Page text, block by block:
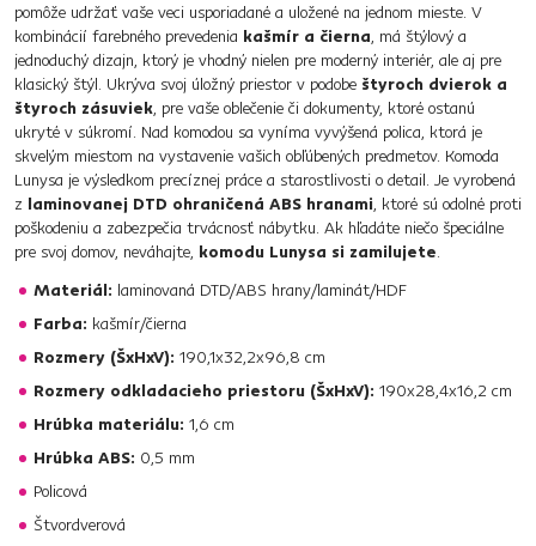
pomôže udržať vaše veci usporiadané a uložené na jednom mieste. V
kombinácií farebného prevedenia kašmír a čierna, má štýlový a
jednoduchý dizajn, ktorý je vhodný nielen pre moderný interiér, ale aj pre
klasický štýl. Ukrýva svoj úložný priestor v podobe štyroch dvierok a
štyroch zásuviek, pre vaše oblečenie či dokumenty, ktoré ostanú
ukryté v súkromí. Nad komodou sa vyníma vyvýšená polica, ktorá je
skvelým miestom na vystavenie vašich obľúbených predmetov. Komoda
Lunysa je výsledkom precíznej práce a starostlivosti o detail. Je vyrobená
z laminovanej DTD ohraničená ABS hranami, ktoré sú odolné proti
poškodeniu a zabezpečia trvácnosť nábytku. Ak hľadáte niečo špeciálne
pre svoj domov, neváhajte, komodu Lunysa si zamilujete.
Materiál: laminovaná DTD/ABS hrany/laminát/HDF
Farba: kašmír/čierna
Rozmery (ŠxHxV): 190,1x32,2x96,8 cm
Rozmery odkladacieho priestoru (ŠxHxV): 190x28,4x16,2 cm
Hrúbka materiálu: 1,6 cm
Hrúbka ABS: 0,5 mm
Policová
Štvordverová